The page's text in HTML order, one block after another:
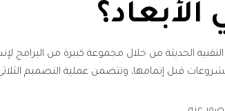
التقنية الحديثة من خلال مجموعة كبيرة من البرامج
قبل إتمامها، وتتضمن عملية التصميم